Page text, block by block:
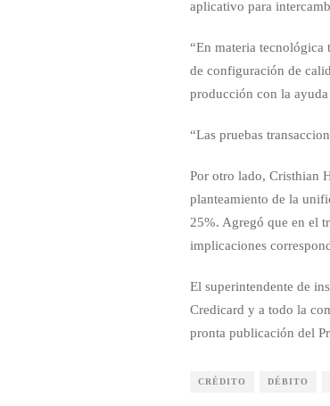
aplicativo para
“En materia tecnológica
de configuración de
producción con la
“Las pruebas
Por otro lado, Cristhian
planteamiento de la
25%. Agregó que en el
implicaciones
El superintendente de
Credicard y a todo la
pronta publicación del
CRÉDITO DÉBITO